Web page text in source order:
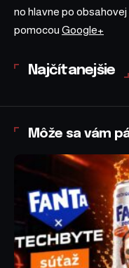
no hlavne po
pomocou Google+
Najčítanejšie
Môže sa vám